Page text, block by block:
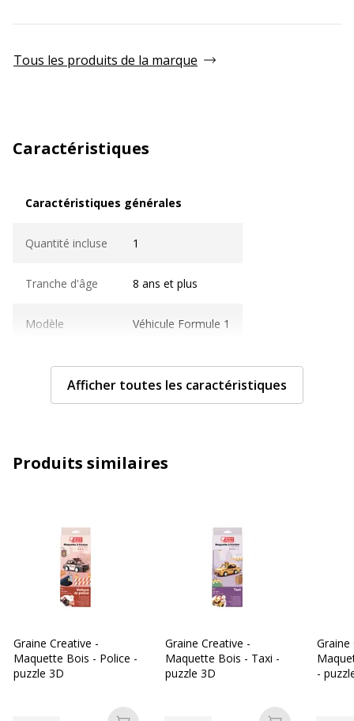
Tous les produits de la marque
Caractéristiques
Caractéristiques générales
Quantité incluse 1
Tranche d'âge 8 ans et plus
Modèle Véhicule Formule 1
Données d'identification
Dimensions et poids
Dimensions et poids
Hauteur
Profondeur 24 cm
Afficher toutes les caractéristiques
Produits similaires
Graine Creative -
Maquette Bois - Police -
puzzle 3D
Graine Creative -
Maquette Bois - Taxi -
puzzle 3D
Graine
-